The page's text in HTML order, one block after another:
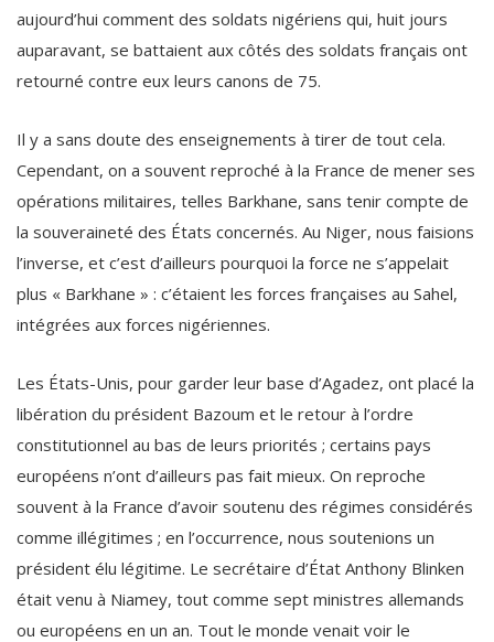
aujourd’hui comment des soldats nigériens qui, huit jours
auparavant, se battaient aux côtés des soldats français ont
retourné contre eux leurs canons de 75.
Il y a sans doute des enseignements à tirer de tout cela.
Cependant, on a souvent reproché à la France de mener ses
opérations militaires, telles Barkhane, sans tenir compte de
la souveraineté des États concernés. Au Niger, nous faisions
l’inverse, et c’est d’ailleurs pourquoi la force ne s’appelait
plus « Barkhane » : c’étaient les forces françaises au Sahel,
intégrées aux forces nigériennes.
Les États-Unis, pour garder leur base d’Agadez, ont placé la
libération du président Bazoum et le retour à l’ordre
constitutionnel au bas de leurs priorités ; certains pays
européens n’ont d’ailleurs pas fait mieux. On reproche
souvent à la France d’avoir soutenu des régimes considérés
comme illégitimes ; en l’occurrence, nous soutenions un
président élu légitime. Le secrétaire d’État Anthony Blinken
était venu à Niamey, tout comme sept ministres allemands
ou européens en un an. Tout le monde venait voir le